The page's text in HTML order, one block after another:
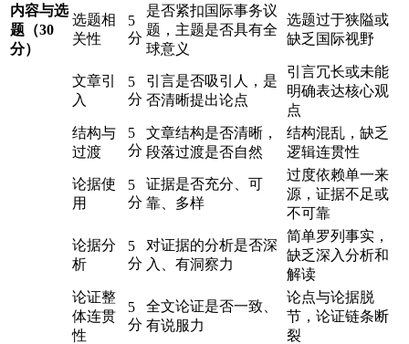
内容与选
题（30
分）
选题相
关性
5
分
是否紧扣国际事务议
题，主题是否具有全
球意义
选题过于狭隘或
缺乏国际视野
文章引
入
5
分
引言是否吸引人，是
否清晰提出论点
引言冗长或未能
明确表达核心观
点
结构与
过渡
5
分
文章结构是否清晰，
段落过渡是否自然
结构混乱，缺乏
逻辑连贯性
论据使
用
5
分
证据是否充分、可
靠、多样
过度依赖单一来
源，证据不足或
不可靠
论据分
析
5
分
对证据的分析是否深
入、有洞察力
简单罗列事实，
缺乏深入分析和
解读
论证整
体连贯
性
5
分
全文论证是否一致、
有说服力
论点与论据脱
节，论证链条断
裂